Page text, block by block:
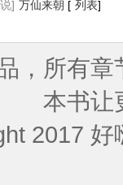
表 ]
] 万仙来朝 [ 列表]
，所有
本书让
2017